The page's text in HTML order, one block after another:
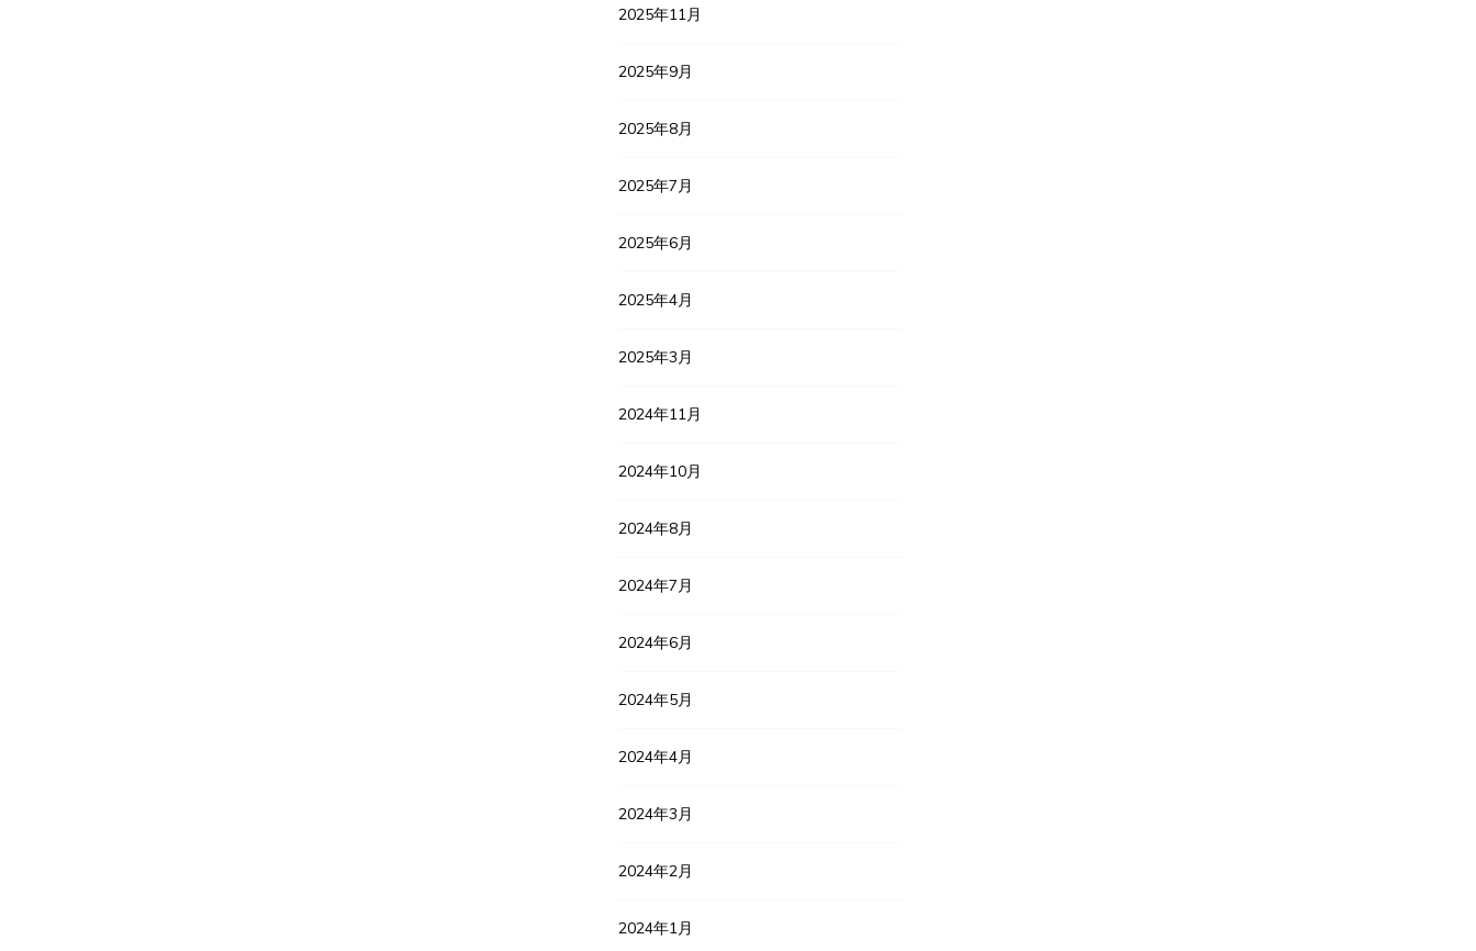
2025年11月
2025年9月
2025年8月
2025年7月
2025年6月
2025年4月
2025年3月
2024年11月
2024年10月
2024年8月
2024年7月
2024年6月
2024年5月
2024年4月
2024年3月
2024年2月
2024年1月